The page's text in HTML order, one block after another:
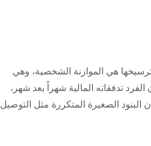
هي الموازنة الشخصية، وهي
تدفقاته المالية شهراً بعد شهر،
الصغيرة المتكررة مثل التوصيل